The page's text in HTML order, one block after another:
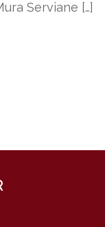
Serviane […]